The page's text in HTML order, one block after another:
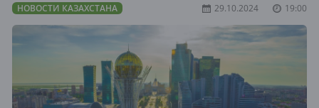
НОВОСТИ КАЗАХСТАНА 29.10.2024 19:00